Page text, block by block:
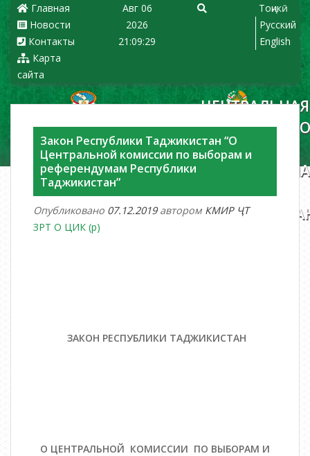
Главная
Новости
Контакты
Карта
сайта
Авг 06
2026
21:09:31
Тоҷикӣ
Русский
English
ЦЕНТРАЛЬНАЯ
КОМИССИЯ ПО
ВЫБОРАМ И
РЕСПУБЛИКИ
Закон Республики Таджикистан “О
Центральной комиссии по выборам и
референдумам Республики
Таджикистан”
Опубликовано 07.12.2019автором КМИР ҶТ
ЗРТ О ЦИК (р)
ЗАКОН РЕСПУБЛИКИ ТАДЖИКИСТАН
О ЦЕНТРАЛЬНОЙ КОМИССИИ ПО ВЫБОРАМ И